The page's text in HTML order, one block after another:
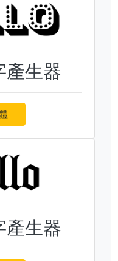
產生器
產生器